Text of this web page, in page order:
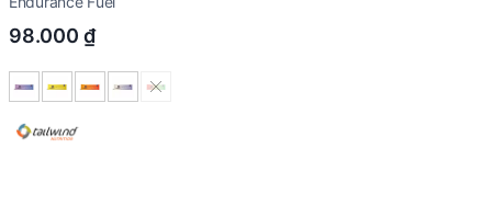
98.000 ₫